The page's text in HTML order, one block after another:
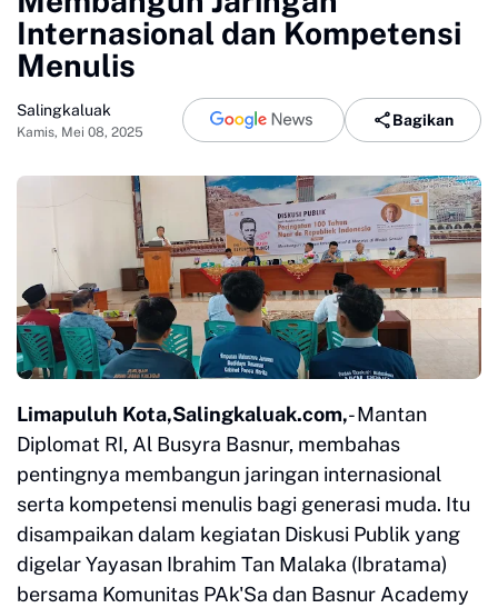
Internasional dan Kompetensi
Menulis
Salingkaluak
Kamis, Mei 08, 2025
Bagikan
Limapuluh Kota,Salingkaluak.com,- Mantan
Diplomat RI, Al Busyra Basnur, membahas
pentingnya membangun jaringan internasional
serta kompetensi menulis bagi generasi muda. Itu
disampaikan dalam kegiatan Diskusi Publik yang
digelar Yayasan Ibrahim Tan Malaka (Ibratama)
bersama Komunitas PAk'Sa dan Basnur Academy